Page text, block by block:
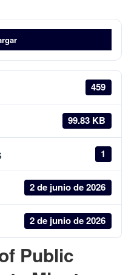
459
99.83 KB
1
2 de junio de 2026
2 de junio de 2026
Public